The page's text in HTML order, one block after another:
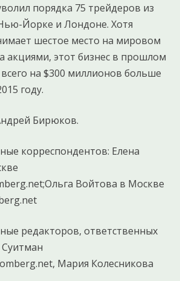
порядка 75 трейдеров из
Йорке и Лондоне. Хотя
шестое место на мировом
акциями, этот бизнес в прошлом
на $300 миллионов больше
году.
Бирюков.
корреспондентов: Елена
Войтова в Москве
редакторов, ответственных
Мария Колесникова